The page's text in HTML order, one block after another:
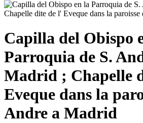
Capilla del Obispo
Parroquia de S.
Madrid ; Chapelle
Eveque dans la
Andre a Madrid